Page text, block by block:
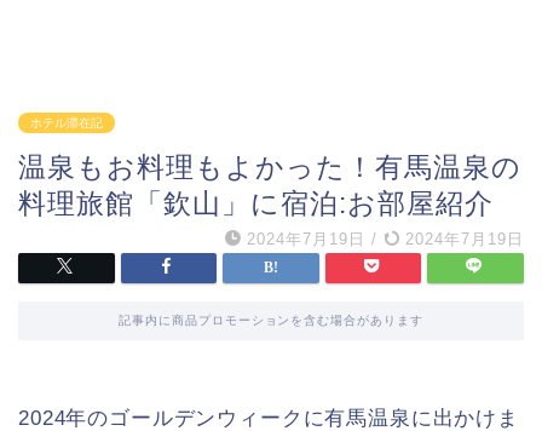
ホテル滞在記
温泉もお料理もよかった！有馬温泉の
料理旅館「欽山」に宿泊:お部屋紹介
2024年7月19日 / 2024年7月19日
記事内に商品プロモーションを含む場合があります
2024年のゴールデンウィークに有馬温泉に出かけま